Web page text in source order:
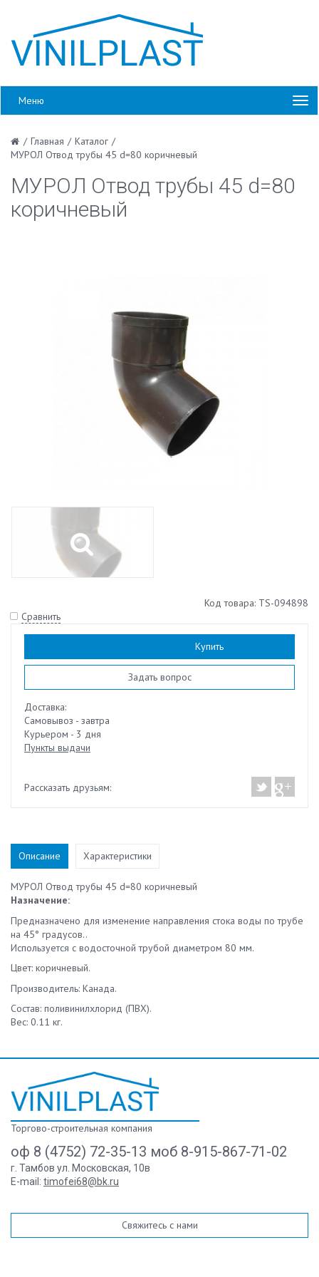
Меню
/ Главная / Каталог /
МУРОЛ Отвод трубы 45 d=80 коричневый
МУРОЛ Отвод трубы 45 d=80
коричневый
Код товара: TS-094898
Сравнить
Купить
Задать вопрос
Доставка:
Самовывоз - завтра
Курьером - 3 дня
Пункты выдачи
Рассказать друзьям:
Описание Характеристики
МУРОЛ Отвод трубы 45 d=80 коричневый
Назначение:
Предназначено для изменение направления стока воды по трубе
на 45° градусов..
Используется с водосточной трубой диаметром 80 мм.
Цвет: коричневый.
Производитель: Канада.
Состав: поливинилхлорид (ПВХ).
Вес: 0.11 кг.
Торгово-строительная компания
оф 8 (4752) 72-35-13 моб 8-915-867-71-02
г. Тамбов ул. Московская, 10в
E-mail: timofei68@bk.ru
Свяжитесь с нами